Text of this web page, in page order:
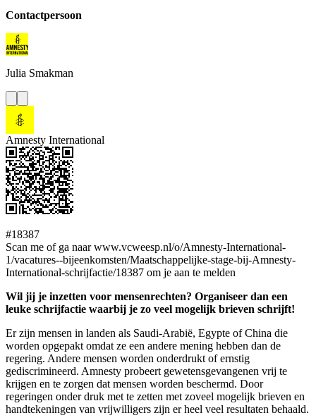
Contactpersoon
Julia Smakman
Amnesty International
#18387
Scan me of ga naar www.vcweesp.nl/o/Amnesty-International-
1/vacatures--bijeenkomsten/Maatschappelijke-stage-bij-Amnesty-
International-schrijfactie/18387 om je aan te melden
Wil jij je inzetten voor mensenrechten? Organiseer dan een
leuke schrijfactie waarbij je zo veel mogelijk brieven schrijft!
Er zijn mensen in landen als Saudi-Arabië, Egypte of China die
worden opgepakt omdat ze een andere mening hebben dan de
regering. Andere mensen worden onderdrukt of ernstig
gediscrimineerd. Amnesty probeert gewetensgevangenen vrij te
krijgen en te zorgen dat mensen worden beschermd. Door
regeringen onder druk met te zetten met zoveel mogelijk brieven en
handtekeningen van vrijwilligers zijn er heel veel resultaten behaald.